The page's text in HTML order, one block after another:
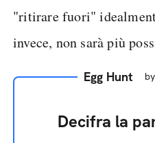
"ritirare fuori"
invece, non sarà più
Egg Hunt by
Decifra la